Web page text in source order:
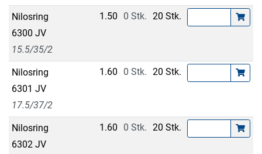
Nilosring
6300 JV
15.5/35/2
1.50 0 Stk. 20 Stk.
Nilosring
6301 JV
17.5/37/2
1.60 0 Stk. 20 Stk.
Nilosring
6302 JV
1.60 0 Stk. 20 Stk.